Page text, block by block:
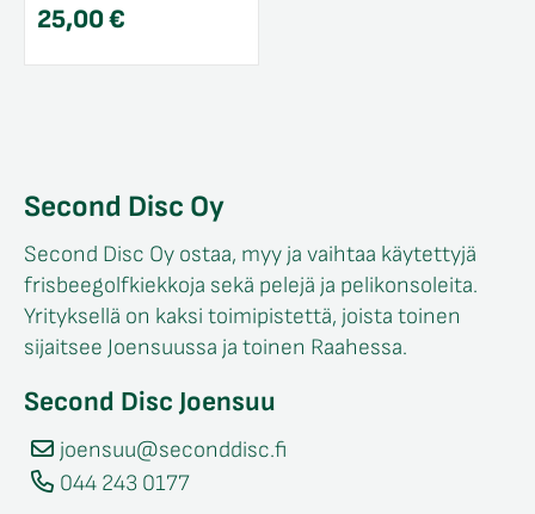
25,00€
Second Disc Oy
Second Disc Oy ostaa, myy ja vaihtaa käytettyjä
frisbeegolfkiekkoja sekä pelejä ja pelikonsoleita.
Yrityksellä on kaksi toimipistettä, joista toinen
sijaitsee Joensuussa ja toinen Raahessa.
Second Disc Joensuu
joensuu@seconddisc.fi
044 243 0177